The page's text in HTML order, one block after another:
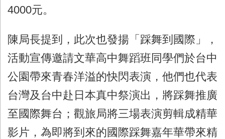
4000元。
陳局長提到，此次也發揚「踩舞到國際」，
活動宣傳邀請文華高中舞蹈班同學們於台中
公園帶來青春洋溢的快閃表演，他們也代表
台灣及台中赴日本真中祭演出，將踩舞推廣
至國際舞台；觀旅局將三場表演剪輯成精華
影片，為即將到來的國際踩舞嘉年華帶來精